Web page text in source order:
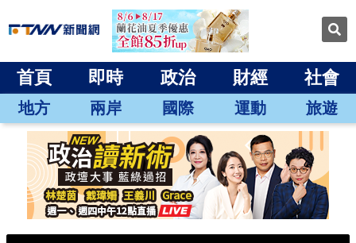
首頁 即時 政治 財經 社會
地方 兩岸 國際 運動 旅遊